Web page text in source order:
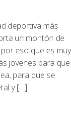
deportiva más
un montón de
eso que es muy
jovenes para que
para que se
y […]